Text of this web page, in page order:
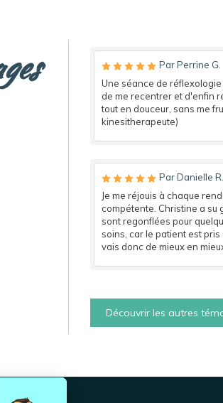
Par Perrine G.
Une séance de
de me recentrer et d'enfin
tout en douceur, sans me
kinesitherapeute)
Par Danielle R.
Je me réjouis à chaque
compétente. Christine a su
sont regonflées pour
soins, car le patient est
vais donc de mieux en
Découvrir les autres